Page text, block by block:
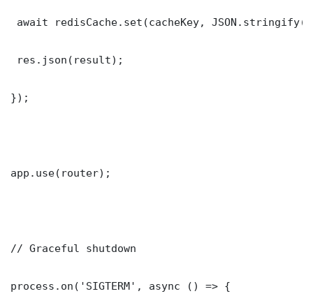
await redisCache.set(cacheKey,
res.json(result);
});
app.use(router);
// Graceful shutdown
process.on('SIGTERM', async () => {